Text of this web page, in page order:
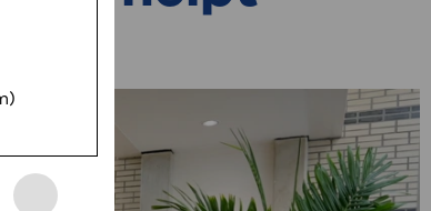
Nalaten
en executeur